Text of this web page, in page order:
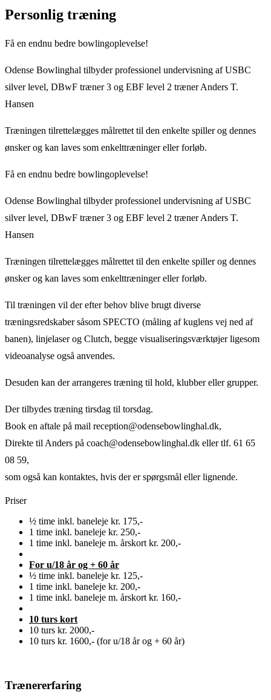
Personlig træning
Få en endnu bedre bowlingoplevelse!
Odense Bowlinghal tilbyder professionel undervisning af USBC
silver level, DBwF træner 3 og EBF level 2 træner Anders T.
Hansen
Træningen tilrettelægges målrettet til den enkelte spiller og dennes
ønsker og kan laves som enkelttræninger eller forløb.
Få en endnu bedre bowlingoplevelse!
Odense Bowlinghal tilbyder professionel undervisning af USBC
silver level, DBwF træner 3 og EBF level 2 træner Anders T.
Hansen
Træningen tilrettelægges målrettet til den enkelte spiller og dennes
ønsker og kan laves som enkelttræninger eller forløb.
Til træningen vil der efter behov blive brugt diverse
træningsredskaber såsom SPECTO (måling af kuglens vej ned af
banen), linjelaser og Clutch, begge visualiseringsværktøjer ligesom
videoanalyse også anvendes.
Desuden kan der arrangeres træning til hold, klubber eller grupper.
Der tilbydes træning tirsdag til torsdag.
Book en aftale på mail reception@odensebowlinghal.dk,
Direkte til Anders på coach@odensebowlinghal.dk eller tlf. 61 65
08 59,
som også kan kontaktes, hvis der er spørgsmål eller lignende.
Priser
½ time inkl. baneleje kr. 175,-
1 time inkl. baneleje kr. 250,-
1 time inkl. baneleje m. årskort kr. 200,-
For u/18 år og + 60 år
½ time inkl. baneleje kr. 125,-
1 time inkl. baneleje kr. 200,-
1 time inkl. baneleje m. årskort kr. 160,-
10 turs kort
10 turs kr. 2000,-
10 turs kr. 1600,- (for u/18 år og + 60 år)
Trænererfaring